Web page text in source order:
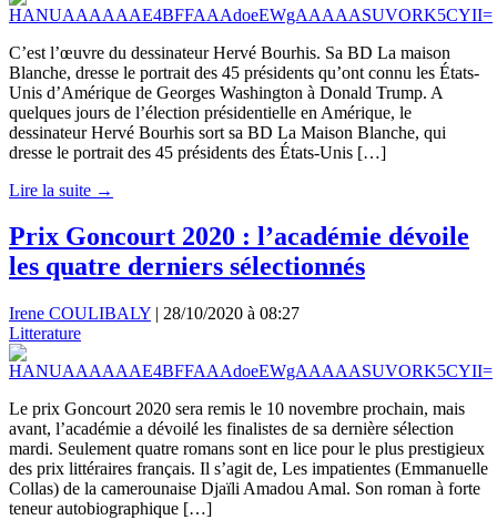
C’est l’œuvre du dessinateur Hervé Bourhis. Sa BD La maison
Blanche, dresse le portrait des 45 présidents qu’ont connu les États-
Unis d’Amérique de Georges Washington à Donald Trump. A
quelques jours de l’élection présidentielle en Amérique, le
dessinateur Hervé Bourhis sort sa BD La Maison Blanche, qui
dresse le portrait des 45 présidents des États-Unis […]
Lire la suite →
Prix Goncourt 2020 : l’académie dévoile
les quatre derniers sélectionnés
Irene COULIBALY | 28/10/2020 à 08:27
Litterature
Le prix Goncourt 2020 sera remis le 10 novembre prochain, mais
avant, l’académie a dévoilé les finalistes de sa dernière sélection
mardi. Seulement quatre romans sont en lice pour le plus prestigieux
des prix littéraires français. Il s’agit de, Les impatientes (Emmanuelle
Collas) de la camerounaise Djaïli Amadou Amal. Son roman à forte
teneur autobiographique […]